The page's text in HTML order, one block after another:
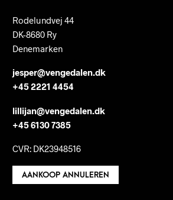
Rodelundvej 44
DK-8680 Ry
Denemarken
jesper@vengedalen.dk
+45 2221 4454
lillijan@vengedalen.dk
+45 6130 7385
CVR: DK23948516
AANKOOP ANNULEREN